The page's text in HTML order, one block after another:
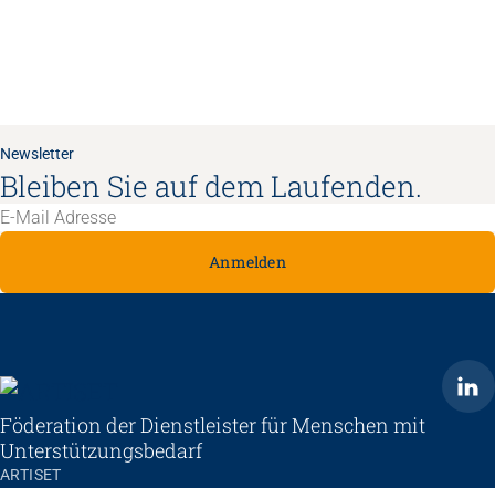
Newsletter
Bleiben Sie auf dem Laufenden.
Anmelden
ARTISET
Föderation der Dienstleister für Menschen mit
Unterstützungsbedarf
ARTISET